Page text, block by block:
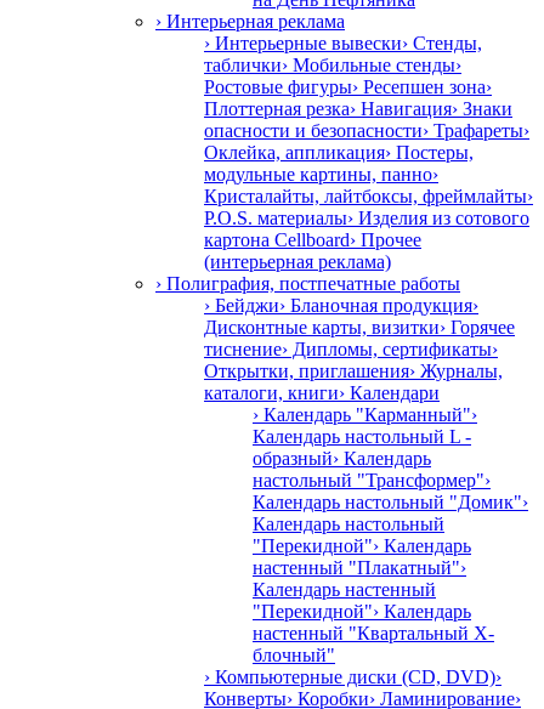
› Интерьерная реклама
› Интерьерные вывески› Стенды,
таблички› Мобильные стенды›
Ростовые фигуры› Ресепшен зона›
Плоттерная резка› Навигация› Знаки
опасности и безопасности› Трафареты›
Оклейка, аппликация› Постеры,
модульные картины, панно›
Кристалайты, лайтбоксы, фреймлайты›
P.O.S. материалы› Изделия из сотового
картона Cellboard› Прочее
(интерьерная реклама)
› Полиграфия, постпечатные работы
› Бейджи› Бланочная продукция›
Дисконтные карты, визитки› Горячее
тиснение› Дипломы, сертификаты›
Открытки, приглашения› Журналы,
каталоги, книги› Календари
› Календарь "Карманный"›
Календарь настольный L -
образный› Календарь
настольный "Трансформер"›
Календарь настольный "Домик"›
Календарь настольный
"Перекидной"› Календарь
настенный "Плакатный"›
Календарь настенный
"Перекидной"› Календарь
настенный "Квартальный Х-
блочный"
› Компьютерные диски (CD, DVD)›
Конверты› Коробки› Ламинирование›